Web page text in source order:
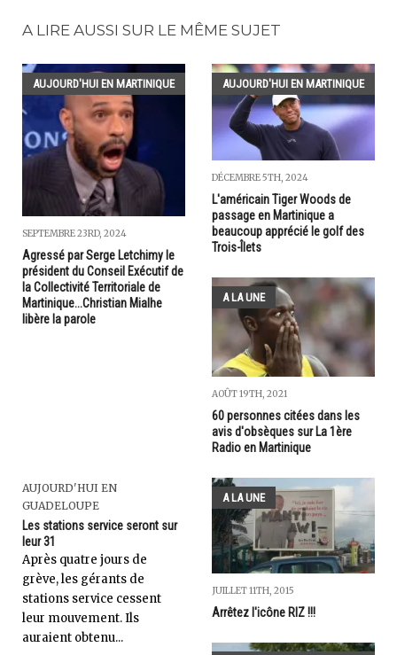
A LIRE AUSSI SUR LE MÊME SUJET
AUJOURD'HUI EN MARTINIQUE
SEPTEMBRE 23RD, 2024
Agressé par Serge Letchimy le
président du Conseil Exécutif de
la Collectivité Territoriale de
Martinique...Christian Mialhe
libère la parole
AUJOURD'HUI EN MARTINIQUE
DÉCEMBRE 5TH, 2024
L'américain Tiger Woods de
passage en Martinique a
beaucoup apprécié le golf des
Trois-Îlets
A LA UNE
AOÛT 19TH, 2021
60 personnes citées dans les
avis d'obsèques sur La 1ère
Radio en Martinique
AUJOURD'HUI EN
GUADELOUPE
Les stations service seront sur
leur 31
Après quatre jours de
grève, les gérants de
stations service cessent
leur mouvement. Ils
auraient obtenu...
A LA UNE
JUILLET 11TH, 2015
Arrêtez l'icône RIZ !!!